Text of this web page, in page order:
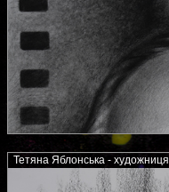
Тетяна Яблонська - художниця